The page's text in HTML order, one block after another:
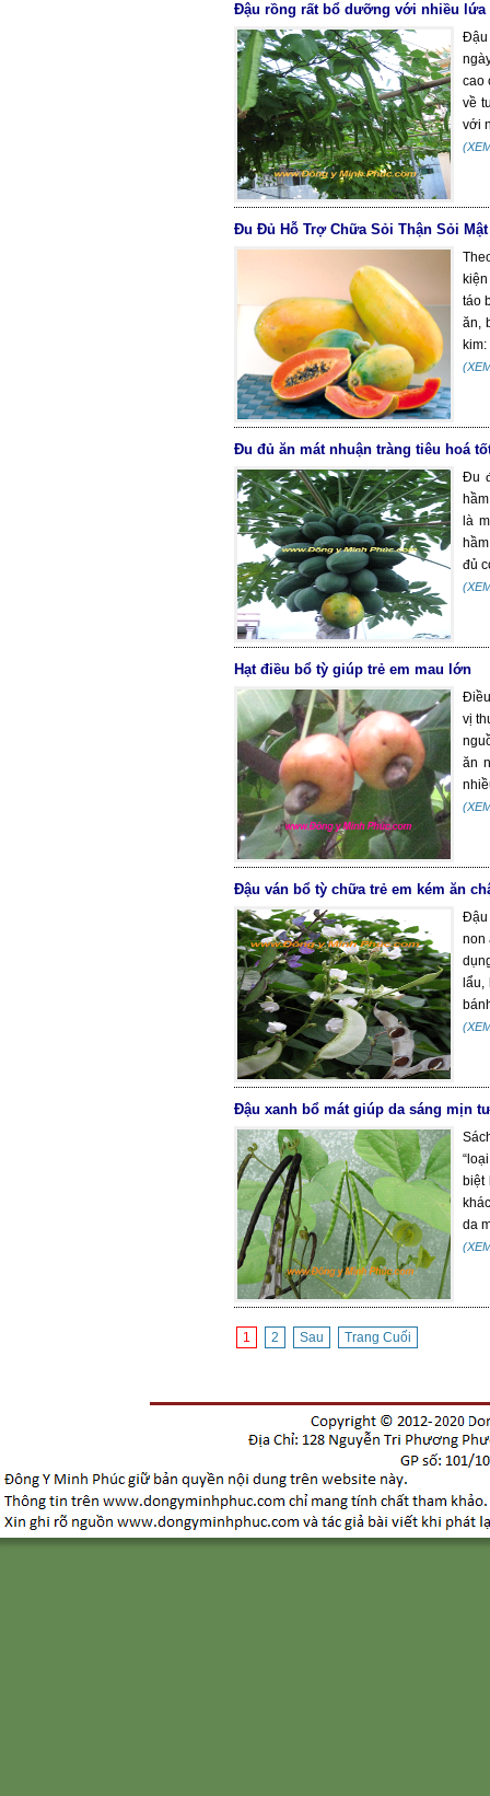
Đậu rồng rất bổ dưỡng với nhiều lứa
Đậu
cao
về
với
Đu Đủ Hỗ Trợ Chữa Sỏi Thận Sỏi Mật
táo
ăn,
Đu đủ ăn mát nhuận tràng tiêu hoá
Đu
là
đủ
Hạt điều bổ tỳ giúp trẻ em mau lớn
vị
ăn
Đậu ván bổ tỳ chữa trẻ em kém ăn
Đậu
non
Đậu xanh bổ mát giúp da sáng mịn
biệt
da
1 2 Sau Trang Cuối